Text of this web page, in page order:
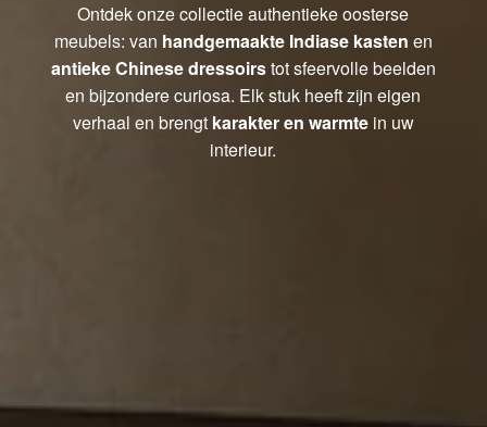
Ontdek onze collectie authentieke oosterse
meubels: van handgemaakte Indiase kasten en
antieke Chinese dressoirstot sfeervolle beelden
en bijzondere curiosa. Elk stuk heeft zijn eigen
verhaal en brengt karakter en warmte in uw
interieur.